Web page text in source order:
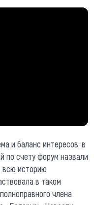
и баланс интересов: в
по счету форум назвали
всю историю
в таком
члена